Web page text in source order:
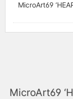
MicroArt69
MicroArt69